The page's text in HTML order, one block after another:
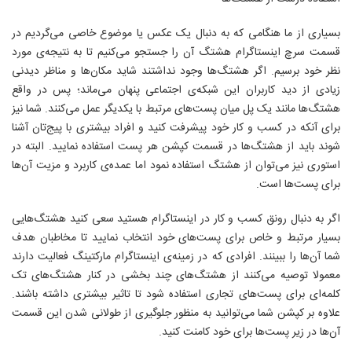
بسیاری از ما هنگامی که به دنبال یک عکس یا موضوع خاصی می‌گردیم در
قسمت سرچ اینستاگرام هشتگ آن را جستجو می‌کنیم تا به نتیجه‌ی مورد
نظر خود برسیم. اگر هشتگ‌ها وجود نداشتند شاید مکان‌ها و مناظر دیدنی
زیادی از دید کاربران این شبکه‌ی اجتماعی پنهان می‌ماند؛ پس در واقع
هشتگ‌ها مانند یک پل میان پست‌های مرتبط با یکدیگر عمل می‌کنند. شما نیز
برای آنکه در کسب و کار خود پیشرفت کنید و افراد بیشتری با پیج‌تان آشنا
شوند باید از هشتگ‌ها در قسمت کپشن هر پست استفاده نمایید. البته در
استوری نیز می‌توان از هشتگ استفاده نمود اما عمده‌ی کاربرد و مزیت آن‌ها
برای پست‌ها است.
اگر به دنبال رونق کسب و کار در اینستاگرام هستید سعی کنید هشتگ‌هایی
بسیار مرتبط و خاص برای پست‌های خود انتخاب نمایید تا مخاطبان هدف
شما آن‌ها را ببینند. افرادی که در زمینه‌ی اینستاگرام مارکتینگ فعالیت دارند
معمولا توصیه می‌کنند از هشتگ‌های چند بخشی در کنار هشتگ‌های تک
کلمه‌ای برای پست‌های تجاری استفاده شود تا تاثیر بیشتری داشته باشند.
علاوه بر کپشن شما می‌توانید به منظور جلوگیری از طولانی شدن این قسمت
آن‌ها در زیر پست‌ها برای خود کامنت کنید.